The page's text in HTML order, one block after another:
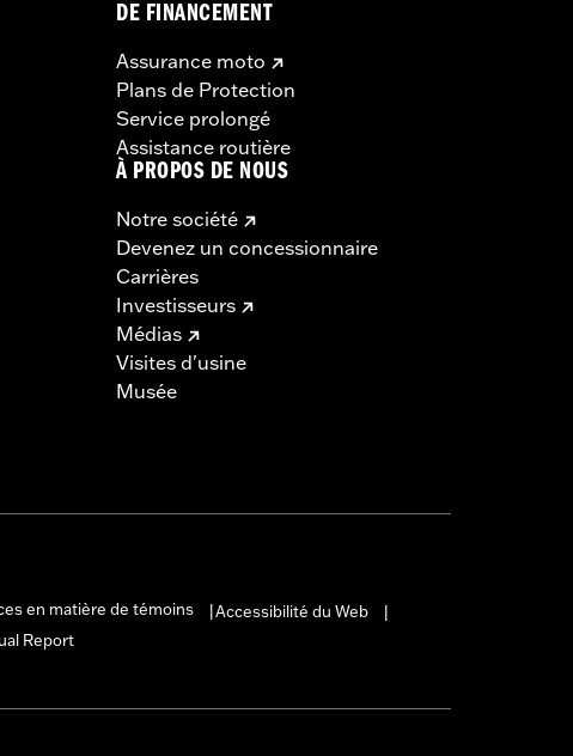
DE FINANCEMENT
Assurance moto
Plans de Protection
Service prolongé
Assistance routière
À PROPOS DE NOUS
Notre société
Devenez un concessionnaire
Carrières
Investisseurs
Médias
Visites d'usine
Musée
en matière de témoins Accessibilité du Web
Report